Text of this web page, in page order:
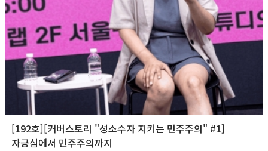
[192호][커버스토리 "성소수자 지키는 민주주의" #1]
자긍심에서 민주주의까지